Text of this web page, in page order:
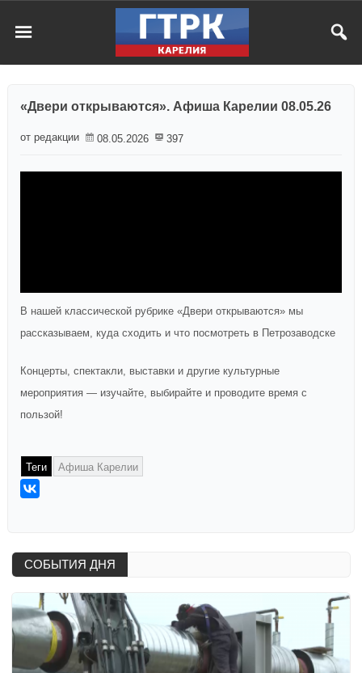
«Двери открываются». Афиша Карелии 08.05.26
от редакции 08.05.2026 397
В нашей классической рубрике «Двери открываются» мы
рассказываем, куда сходить и что посмотреть в Петрозаводске
Концерты, спектакли, выставки и другие культурные
мероприятия — изучайте, выбирайте и проводите время с
пользой!
Теги Афиша Карелии
СОБЫТИЯ ДНЯ